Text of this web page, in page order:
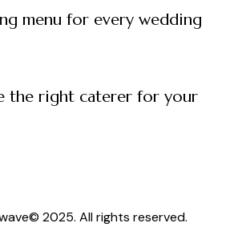
menu for every wedding
the right caterer for your
© 2025. All rights reserved.